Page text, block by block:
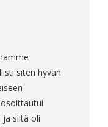
siten hyvän
ja siitä oli